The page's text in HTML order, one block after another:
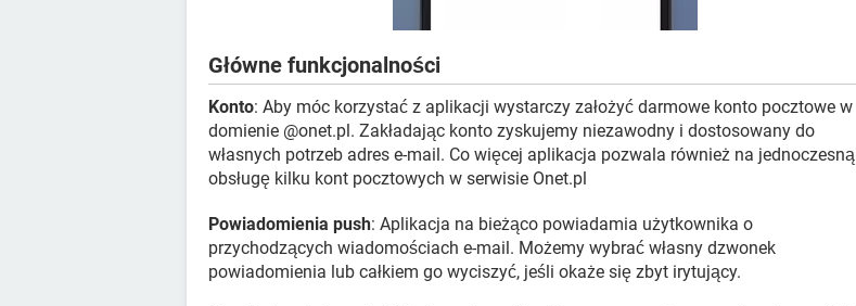
Główne funkcjonalności
Konto: Aby móc korzystać z aplikacji wystarczy założyć darmowe konto pocztowe w
domienie @onet.pl. Zakładając konto zyskujemy niezawodny i dostosowany do
własnych potrzeb adres e-mail. Co więcej aplikacja pozwala również na jednoczesną
obsługę kilku kont pocztowych w serwisie Onet.pl
Powiadomienia push: Aplikacja na bieżąco powiadamia użytkownika o
przychodzących wiadomościach e-mail. Możemy wybrać własny dzwonek
powiadomienia lub całkiem go wyciszyć, jeśli okaże się zbyt irytujący.